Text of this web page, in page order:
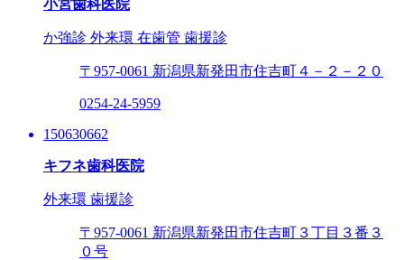
小宮歯科医院
か強診 外来環 在歯管 歯援診
〒957-0061 新潟県新発田市住吉町４－２－２０
0254-24-5959
150630662
キフネ歯科医院
外来環 歯援診
〒957-0061 新潟県新発田市住吉町３丁目３番３
０号